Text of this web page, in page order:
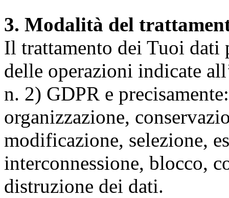
3. Modalità del
Il trattamento dei Tuoi dati
delle operazioni indicate
n. 2) GDPR e
organizzazione,
modificazione, selezione,
interconnessione, blocco,
distruzione dei dati.